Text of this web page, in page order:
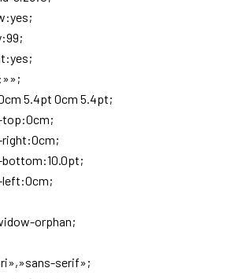
5.4pt 0cm 5.4pt;
top:0cm;
right:0cm;
left:0cm;
orphan;
serif»;